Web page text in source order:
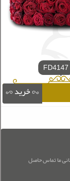
FD4147
تا ۲۱:۰۰ با تیم پشتیبانی ما تماس حاصل